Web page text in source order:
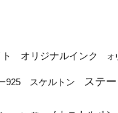
オリジナルインク オ
925 スケルトン ステ